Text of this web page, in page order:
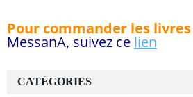
CATÉGORIES
Pour commander les livres
MessanA, suivez ce lien